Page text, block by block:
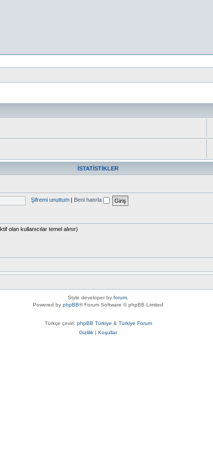
İSTATISTIKLER
Şifremi unuttum Beni hatırla
olan kullanıcılar temel alınır)
Style developer by forum
Powered by phpBB® Forum Software © phpBB Limited
Türkçe çeviri: phpBB Türkiye & Türkiye Forum
Gizlilik | Koşullar